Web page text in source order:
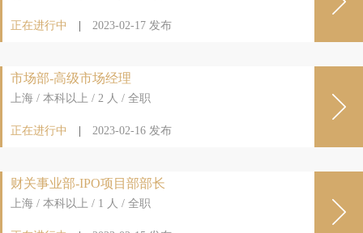
正在进行中 2023-02-17 发布
市场部-高级市场经理
上海 / 本科以上 / 2 人 / 全职
正在进行中 2023-02-16 发布
财关事业部-IPO项目部部长
上海 / 本科以上 / 1 人 / 全职